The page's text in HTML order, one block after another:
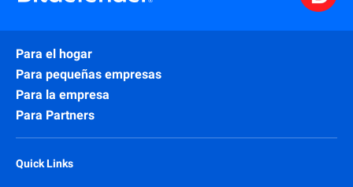
Para el hogar
Para pequeñas empresas
Para la empresa
Para Partners
Quick Links